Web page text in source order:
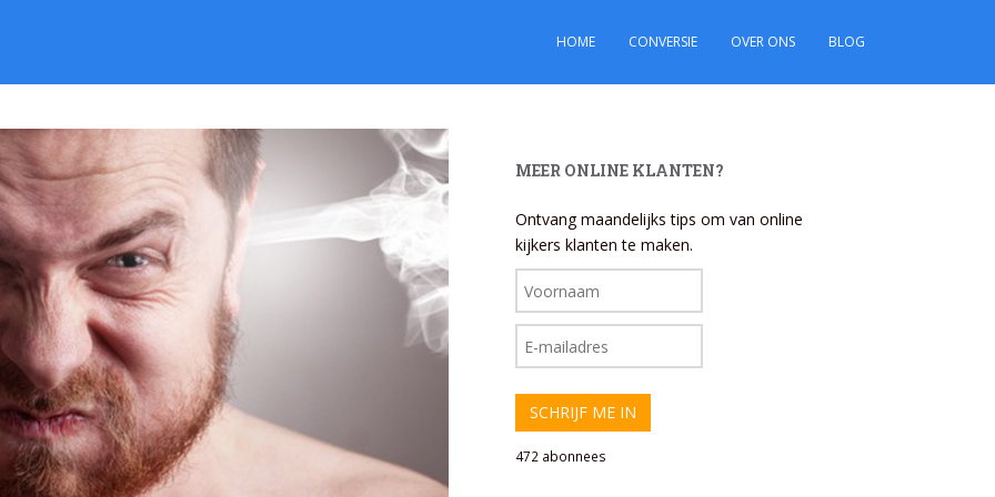
HOME CONVERSIE OVER ONS BLOG
MEER ONLINE KLANTEN?
Ontvang maandelijks tips om van online
kijkers klanten te maken.
472 abonnees